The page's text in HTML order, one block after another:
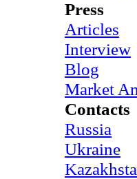
Press
Articles
Interview
Blog
Market
Contacts
Russia
Ukraine